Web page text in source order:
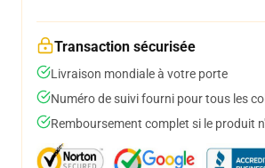
Transaction sécurisée
Livraison mondiale à votre porte
Numéro de suivi fourni pour tous les
Remboursement complet si le produit